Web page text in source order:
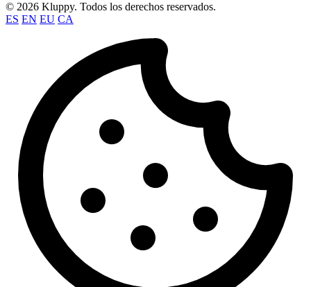
© 2026 Kluppy. Todos los derechos reservados.
ES EN EU CA